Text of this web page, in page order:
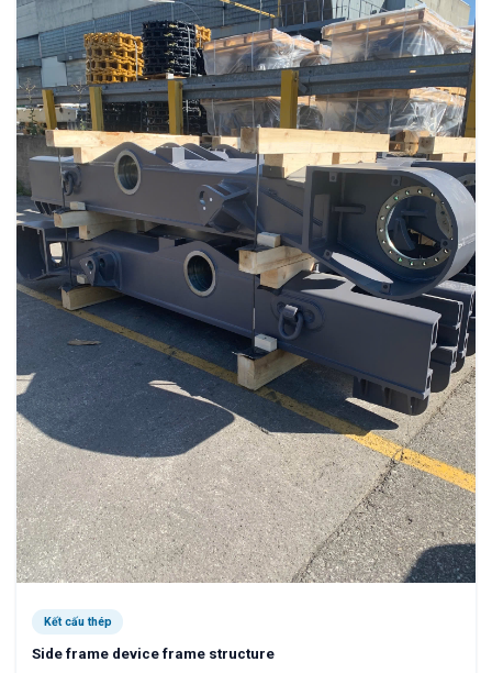
Kết cấu thép
Side frame device frame structure